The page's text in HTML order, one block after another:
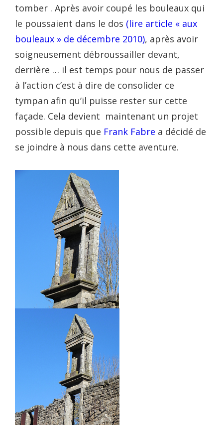
tomber . Après avoir coupé les bouleaux qui
le poussaient dans le dos (lire article « aux
bouleaux » de décembre 2010), après avoir
soigneusement débroussailler devant,
derrière … il est temps pour nous de passer
à l’action c’est à dire de consolider ce
tympan afin qu’il puisse rester sur cette
façade. Cela devient maintenant un projet
possible depuis que Frank Fabre a décidé de
se joindre à nous dans cette aventure.